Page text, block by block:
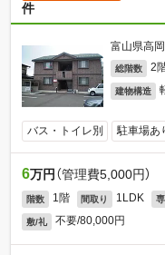
件
富山県高
総階数 2
建物構造
バス・トイレ別 駐車場あ
6万円 （管理費5,000円）
階数 1階 間取り 1LDK
敷/礼 不要/80,000円